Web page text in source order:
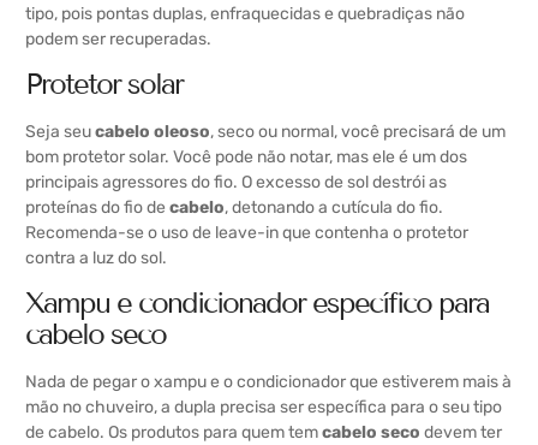
tipo, pois pontas duplas, enfraquecidas e quebradiças não
podem ser recuperadas.
Protetor solar
Seja seucabelo oleoso, seco ou normal, você precisará de um
bom protetor solar. Você pode não notar, mas ele é um dos
principais agressores do fio. O excesso de sol destrói as
proteínas do fio de cabelo, detonando a cutícula do fio.
Recomenda-se o uso de leave-in que contenha o protetor
contra a luz do sol.
Xampu e condicionador específico para
cabelo seco
Nada de pegar o xampu e o condicionador que estiverem mais à
mão no chuveiro, a dupla precisa ser específica para o seu tipo
de cabelo. Os produtos para quem temcabelo seco devem ter